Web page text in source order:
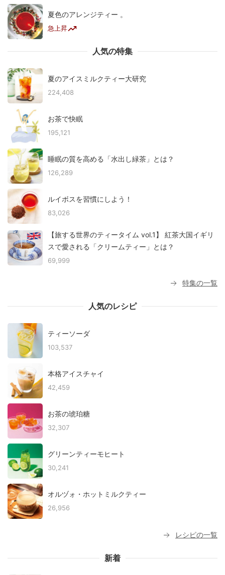
夏色のアレンジティー 。
急上昇
人気の特集
夏のアイスミルクティー大研究
224,408
お茶で快眠
195,121
睡眠の質を高める「水出し緑茶」とは？
126,289
ルイボスを習慣にしよう！
83,026
【旅する世界のティータイム vol.1】 紅茶大国イギリ
スで愛される「クリームティー」とは？
69,999
特集の一覧
人気のレシピ
ティーソーダ
103,537
本格アイスチャイ
42,459
お茶の琥珀糖
32,307
グリーンティーモヒート
30,241
オルヅォ・ホットミルクティー
26,956
レシピの一覧
新着